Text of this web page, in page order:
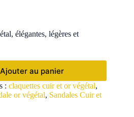
élégantes, légères et
Ajouter au panier
: claquettes cuir et or végétal,
or végétal, Sandales Cuir et